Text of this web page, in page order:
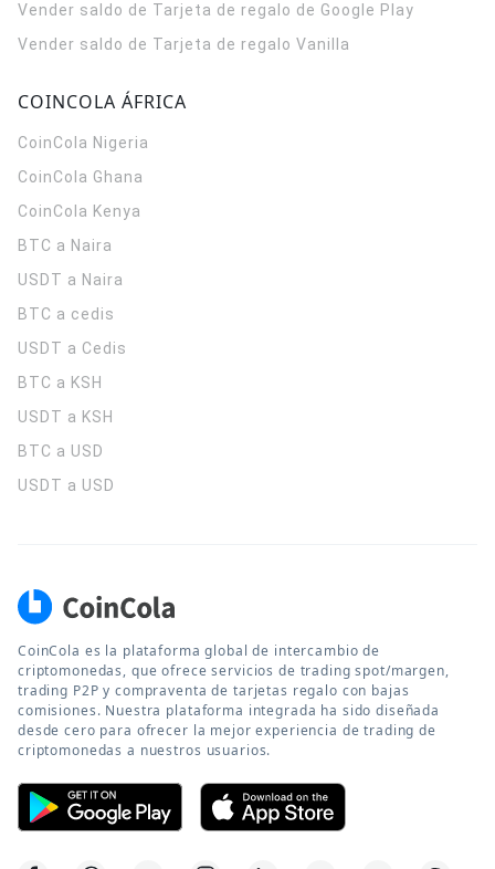
Vender saldo de Tarjeta de regalo de Google Play
Vender saldo de Tarjeta de regalo Vanilla
COINCOLA ÁFRICA
CoinCola Nigeria
CoinCola Ghana
CoinCola Kenya
BTC a Naira
USDT a Naira
BTC a cedis
USDT a Cedis
BTC a KSH
USDT a KSH
BTC a USD
USDT a USD
CoinCola es la plataforma global de intercambio de
criptomonedas, que ofrece servicios de trading spot/margen,
trading P2P y compraventa de tarjetas regalo con bajas
comisiones. Nuestra plataforma integrada ha sido diseñada
desde cero para ofrecer la mejor experiencia de trading de
criptomonedas a nuestros usuarios.